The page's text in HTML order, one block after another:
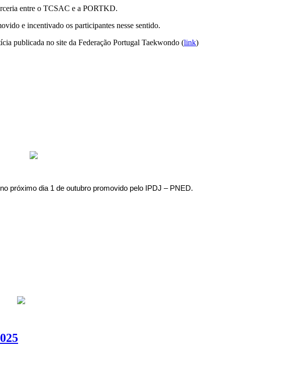
entre o TCSAC e a PORTKD.
e incentivado os participantes nesse sentido.
publicada no site da Federação Portugal Taekwondo (link)
próximo dia 1 de outubro promovido pelo IPDJ – PNED.